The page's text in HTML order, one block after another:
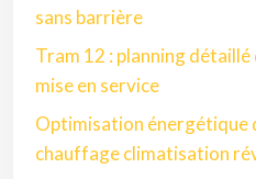
sans barrière
Tram 12 : planning
mise en service
Optimisation énergétique
chauffage climatisation